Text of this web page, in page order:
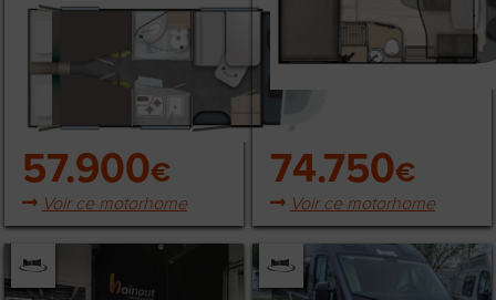
57.900€
Voir ce motorhome
74.750€
Voir ce motorhome